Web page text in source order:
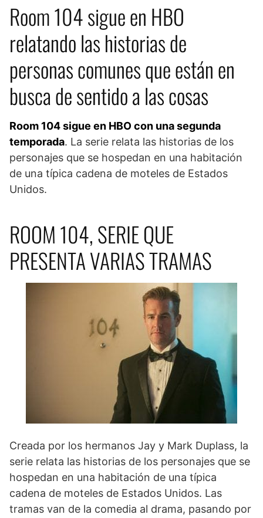
Room 104 sigue en HBO
relatando las historias de
personas comunes que están en
busca de sentido a las cosas
Room 104 sigue en HBO con una segunda
temporada. La serie relata las historias de los
personajes que se hospedan en una habitación
de una típica cadena de moteles de Estados
Unidos.
ROOM 104, SERIE QUE
PRESENTA VARIAS TRAMAS
Creada por los hermanos Jay y Mark Duplass, la
serie relata las historias de los personajes que se
hospedan en una habitación de una típica
cadena de moteles de Estados Unidos. Las
tramas van de la comedia al drama, pasando por